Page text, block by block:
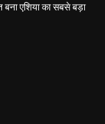
बना एशिया का सबसे बड़ा